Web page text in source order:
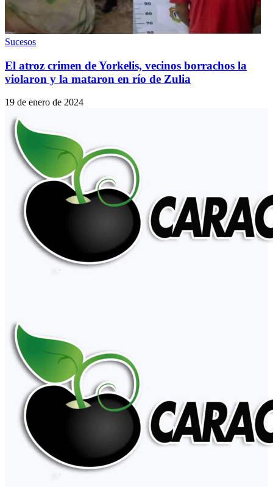
Sucesos
El atroz crimen de Yorkelis, vecinos borrachos la
violaron y la mataron en río de Zulia
19 de enero de 2024